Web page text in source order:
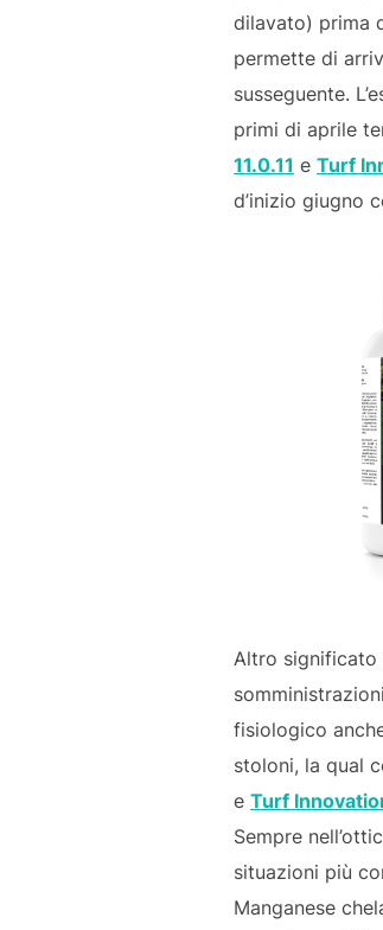
dilavato) prima
permette di
susseguente.
primi di aprile
11.0.11 e Turf
d’inizio giugno
Altro significato
fisiologico
stoloni, la qual
e Turf
Sempre
situazioni più
Manganese